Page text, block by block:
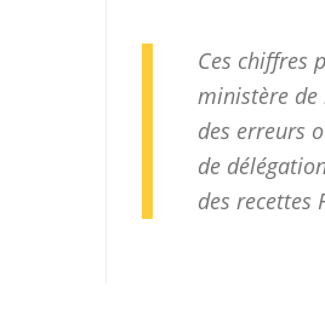
Ces chiffres
ministère de
des erreurs
de
des recettes